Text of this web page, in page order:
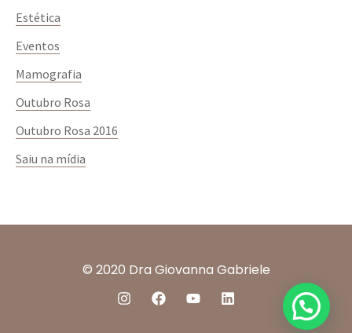
Estética
Eventos
Mamografia
Outubro Rosa
Outubro Rosa 2016
Saiu na mídia
© 2020 Dra Giovanna Gabriele